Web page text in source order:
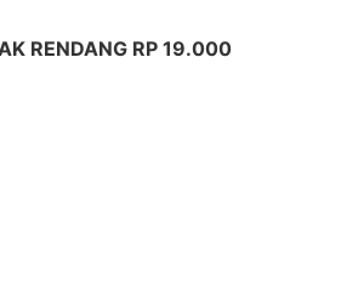
RENDANG RP 19.000